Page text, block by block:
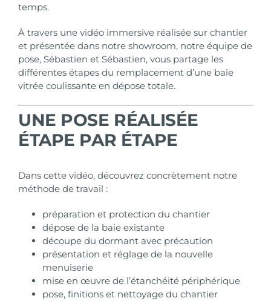
temps.
À travers une vidéo immersive réalisée sur chantier
et présentée dans notre showroom, notre équipe de
pose, Sébastien et Sébastien, vous partage les
différentes étapes du remplacement d’une baie
vitrée coulissante en dépose totale.
UNE POSE RÉALISÉE
ÉTAPE PAR ÉTAPE
Dans cette vidéo, découvrez concrètement notre
méthode de travail :
préparation et protection du chantier
dépose de la baie existante
découpe du dormant avec précaution
présentation et réglage de la nouvelle
menuiserie
mise en œuvre de l’étanchéité périphérique
pose, finitions et nettoyage du chantier